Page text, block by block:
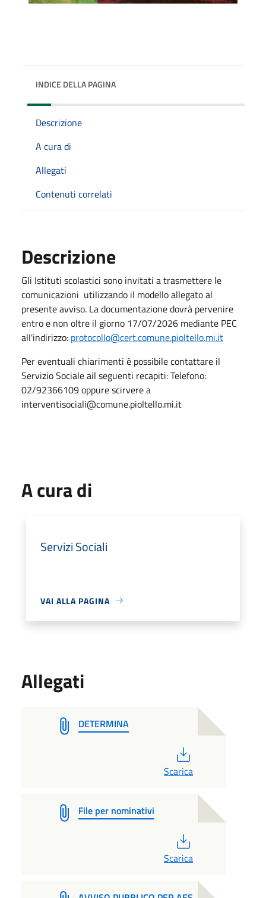
INDICE DELLA PAGINA
Descrizione
A cura di
Allegati
Contenuti correlati
Descrizione
Gli Istituti scolastici sono invitati a trasmettere le
comunicazioni utilizzando il modello allegato al
presente avviso. La documentazione dovrà pervenire
entro e non oltre il giorno 17/07/2026 mediante PEC
all'indirizzo: protocollo@cert.comune.pioltello.mi.it
Per eventuali chiarimenti è possibile contattare il
Servizio Sociale ail seguenti recapiti: Telefono:
02/92366109 oppure scirvere a
interventisociali@comune.pioltello.mi.it
A cura di
Servizi Sociali
VAI ALLA PAGINA
Allegati
DETERMINA
Scarica
File per nominativi
Scarica